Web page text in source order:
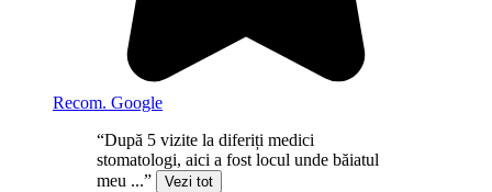
Recom. Google
“După 5 vizite la diferiți medici
stomatologi, aici a fost locul unde băiatul
meu ...”
Vezi tot